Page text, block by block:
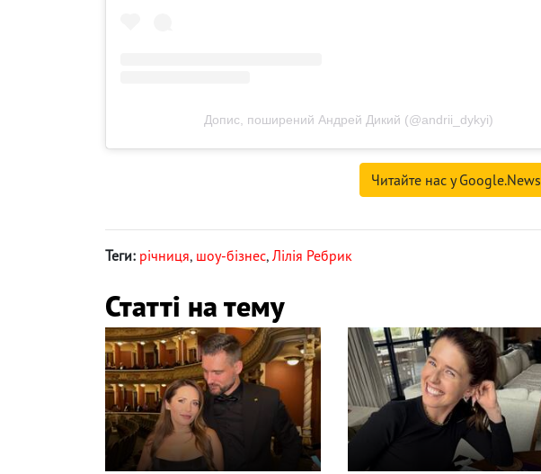
Допис, поширений Андрей Дикий (@andrii_dykyi)
Читайте нас у Google.News
Теги: річниця, шоу-бізнес, Лілія Ребрик
Статті на тему